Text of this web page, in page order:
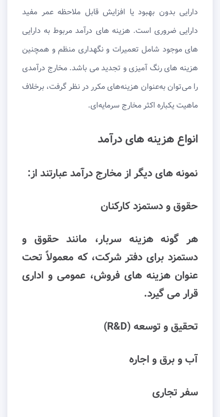
دارایی بدون بهبود یا افزایش قابل ملاحظه عمر مفید
دارایی ضروری است. هزینه های درآمد مربوط به دارایی
های موجود شامل تعمیرات و نگهداری منظم و همچنین
هزینه های رنگ آمیزی و تجدید می باشد. مخارج درآمدی
را می‌توان به‌عنوان هزینه‌های مکرر در نظر گرفت، برخلاف
ماهیت یکباره اکثر مخارج سرمایه‌ای.
انواع هزینه های درآمد
نمونه های دیگر از مخارج درآمد عبارتند از:
حقوق و دستمزد کارکنان
هر گونه هزینه سربار، مانند حقوق و
دستمزد برای دفتر شرکت، که معمولاً تحت
عنوان هزینه های فروش، عمومی و اداری
قرار می گیرد.
تحقیق و توسعه (R&D)
آب و برق و اجاره
سفر تجاری